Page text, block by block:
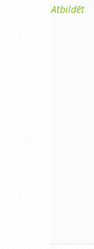
Atbildēt